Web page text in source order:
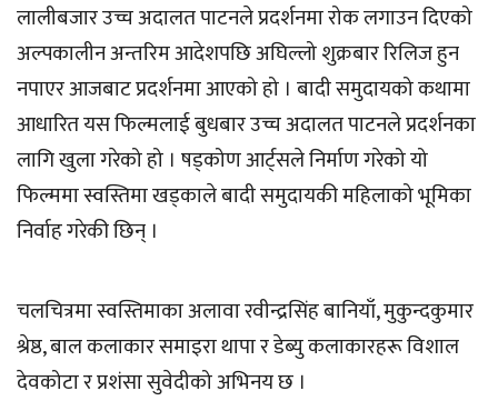
लालीबजार उच्च अदालत पाटनले प्रदर्शनमा रोक लगाउन दिएको
अल्पकालीन अन्तरिम आदेशपछि अघिल्लो शुक्रबार रिलिज हुन
नपाएर आजबाट प्रदर्शनमा आएको हो । बादी समुदायको कथामा
आधारित यस फिल्मलाई बुधबार उच्च अदालत पाटनले प्रदर्शनका
लागि खुला गरेको हो । षड्कोण आर्ट्सले निर्माण गरेको यो
फिल्ममा स्वस्तिमा खड्काले बादी समुदायकी महिलाको भूमिका
निर्वाह गरेकी छिन् ।
चलचित्रमा स्वस्तिमाका अलावा रवीन्द्रसिंह बानियाँ, मुकुन्दकुमार
श्रेष्ठ, बाल कलाकार समाइरा थापा र डेब्यु कलाकारहरू विशाल
देवकोटा र प्रशंसा सुवेदीको अभिनय छ ।